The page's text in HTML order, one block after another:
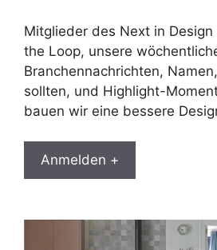
Mitglieder des Next in Design
the Loop, unsere
Branchennachrichten,
sollten, und Highlight-
bauen wir eine bessere
Anmelden +